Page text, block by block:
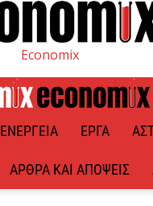
Economix
ΕΝΈΡΓΕΙΑ ΈΡΓΑ
ΆΡΘΡΑ ΚΑΙ ΑΠΌΨΕΙΣ